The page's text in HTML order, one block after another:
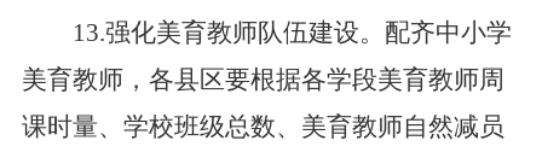
13.强化美育教师队伍建设。配齐中小学
美育教师，各县区要根据各学段美育教师周
课时量、学校班级总数、美育教师自然减员